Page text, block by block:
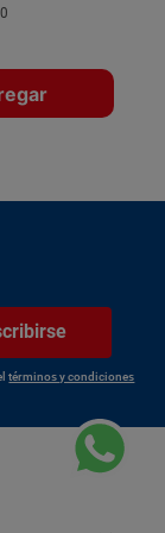
términos y condiciones